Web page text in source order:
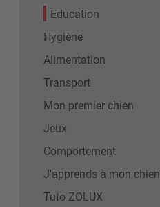
Education
Hygiène
Alimentation
Transport
Mon premier chien
Jeux
Comportement
J'apprends à mon chien
Tuto ZOLUX